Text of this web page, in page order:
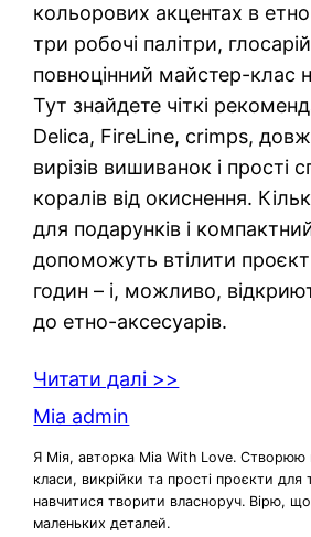
кольорових акцентах в
три робочі палітри, глосарій
повноцінний майстер-клас
Тут знайдете чіткі
Delica, FireLine, crimps,
вирізів вишиванок і прості
коралів від окиснення.
для подарунків і
допоможуть втілити проєкт
годин – і, можливо,
до етно-аксесуарів.
Читати далі >>
Mia admin
Я Мія, авторка Mia With Love. Створюю
класи, викрійки та прості проєкти для
навчитися творити власноруч. Вірю,
маленьких деталей.